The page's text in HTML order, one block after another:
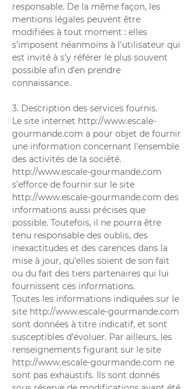
responsable. De la même façon, les
mentions légales peuvent être
modifiées à tout moment : elles
s’imposent néanmoins à l’utilisateur qui
est invité à s’y référer le plus souvent
possible afin d’en prendre
connaissance.
3. Description des services fournis.
Le site internet http://www.escale-
gourmande.com a pour objet de fournir
une information concernant l’ensemble
des activités de la société.
http://www.escale-gourmande.com
s’efforce de fournir sur le site
http://www.escale-gourmande.com des
informations aussi précises que
possible. Toutefois, il ne pourra être
tenu responsable des oublis, des
inexactitudes et des carences dans la
mise à jour, qu’elles soient de son fait
ou du fait des tiers partenaires qui lui
fournissent ces informations.
Toutes les informations indiquées sur le
site http://www.escale-gourmande.com
sont données à titre indicatif, et sont
susceptibles d’évoluer. Par ailleurs, les
renseignements figurant sur le site
http://www.escale-gourmande.com ne
sont pas exhaustifs. Ils sont donnés